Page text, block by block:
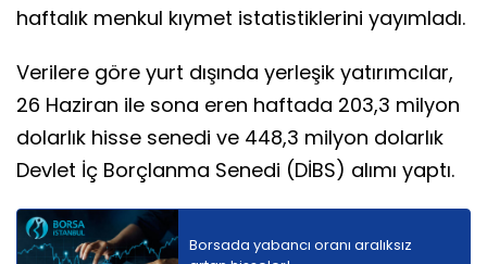
haftalık menkul kıymet istatistiklerini yayımladı.
Verilere göre yurt dışında yerleşik yatırımcılar,
26 Haziran ile sona eren haftada 203,3 milyon
dolarlık hisse senedi ve 448,3 milyon dolarlık
Devlet İç Borçlanma Senedi (DİBS) alımı yaptı.
Borsada yabancı oranı aralıksız